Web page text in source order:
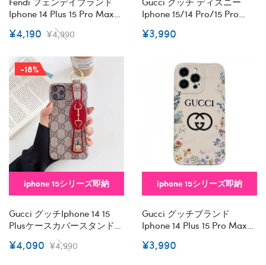
Iphone 14 Plus 15 Pro Maxケ
ースおしゃれiphone 15 2023
14 13 12 Xr Xs 8/7 Plusケース
ブ愛用 Iphone 15 アイフォン
15 14 13pro Maxケース ジャ
ケットスマホケース コピー
セレブ愛用全機種対応ハイ
ブランドケース パロディ
¥4,190 ¥4,990
Iphone 15/14 Pro/15 Pro
ラップ付 カード入れ韓国風
ォン 15 14 13pro Maxケー
ス ジャケットスマホケース
コピーセレブ愛用全機種対
応ハイブランドケース パロ
ディiphone14/13 Pro Max ス
マホケース コピー
¥3,990
-18%
iphone 15シリーズ即納
Gucci グッチiphone 14 15
Plusケースカバースタンド付
き韓国風セレブ愛用 Iphone
15 アイフォン 15 14 13pro
¥4,090 ¥4,990
iphone 15シリーズ即納
Gucci グッチブランド
Iphone 14 Plus 15 Pro Maxケ
ン15 14+ 13 Pro Max レディ
¥3,990